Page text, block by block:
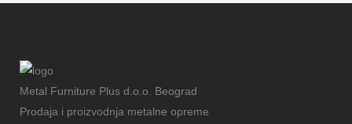
Metal Furniture Plus d.o.o. Beograd
Prodaja i proizvodnja metalne opreme